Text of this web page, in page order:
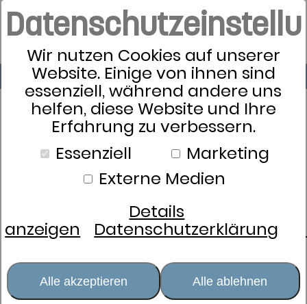
Wir nutzen Cookies auf unserer
Website. Einige von ihnen sind
essenziell, während andere uns
helfen, diese Website und Ihre
Erfahrung zu verbessern.
Essenziell
Marketing
Externe Medien
Details
anzeigen Datenschutzerklärung
Alle akzeptieren Alle ablehnen